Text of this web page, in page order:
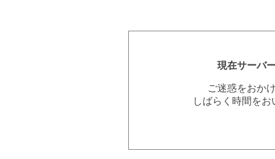
現在サーバ
ご迷惑をおか
しばらく時間を